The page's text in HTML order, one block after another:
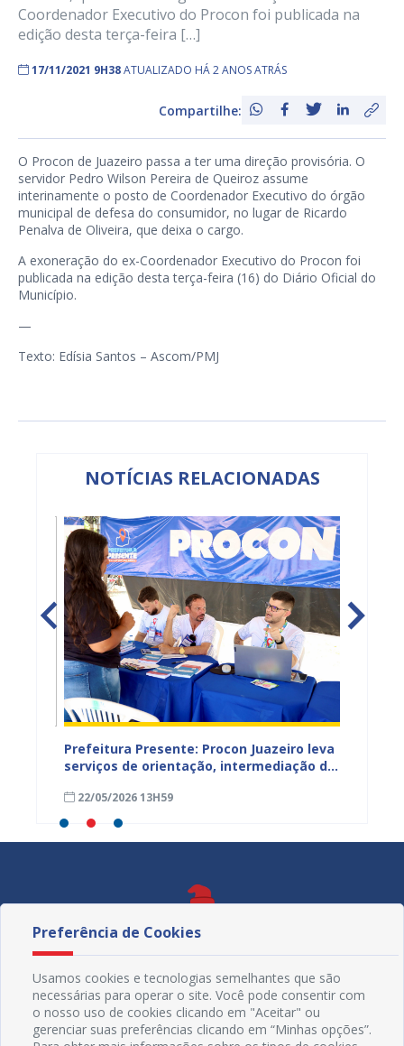
Coordenador Executivo do Procon foi publicada na
edição desta terça-feira […]
17/11/2021 9H38ATUALIZADO HÁ 2 ANOS ATRÁS
Compartilhe:
O Procon de Juazeiro passa a ter uma direção provisória. O
servidor Pedro Wilson Pereira de Queiroz assume
interinamente o posto de Coordenador Executivo do órgão
municipal de defesa do consumidor, no lugar de Ricardo
Penalva de Oliveira, que deixa o cargo.
A exoneração do ex-Coordenador Executivo do Procon foi
publicada na edição desta terça-feira (16) do Diário Oficial do
Município.
—
Texto: Edísia Santos – Ascom/PMJ
NOTÍCIAS RELACIONADAS
Prefeitura Presente: Procon Juazeiro leva
serviços de orientação, intermediação de
a Lagoa do Salitre
22/05/2026 13H59
Preferência de Cookies
Usamos cookies e tecnologias semelhantes que são
necessárias para operar o site. Você pode consentir com
o nosso uso de cookies clicando em "Aceitar" ou
gerenciar suas preferências clicando em “Minhas opções”.